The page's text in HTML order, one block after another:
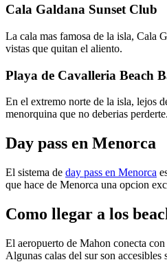
Cala Galdana Sunset Club
La cala mas famosa de la isla, Cala
vistas que quitan el aliento.
Playa de Cavalleria Beach
En el extremo norte de la isla, lejos
menorquina que no deberias perderte.
Day pass en Menorca
El sistema de day pass en Menorca
que hace de Menorca una opcion
Como llegar a los
El aeropuerto de Mahon conecta
Algunas calas del sur son